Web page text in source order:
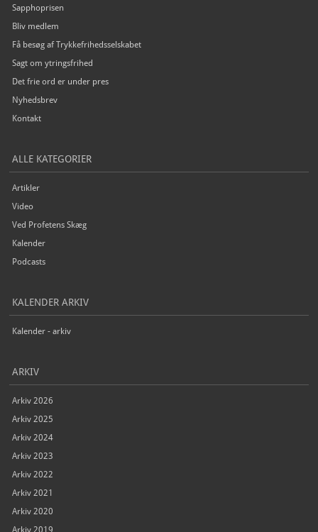
Sapphoprisen
Bliv medlem
Få besøg af Trykkefrihedsselskabet
Sagt om ytringsfrihed
Det frie ord er under pres
Nyhedsbrev
Kontakt
ALLE KATEGORIER
Artikler
Video
Ved Profetens Skæg
Kalender
Podcasts
KALENDER ARKIV
Kalender - arkiv
ARKIV
Arkiv 2026
Arkiv 2025
Arkiv 2024
Arkiv 2023
Arkiv 2022
Arkiv 2021
Arkiv 2020